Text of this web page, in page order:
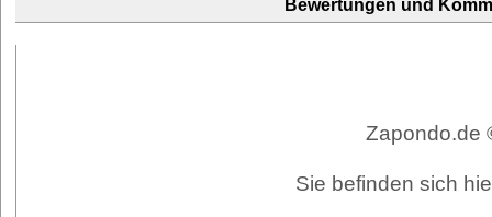
Bewertungen und
Zapondo.de
Sie befinden sich